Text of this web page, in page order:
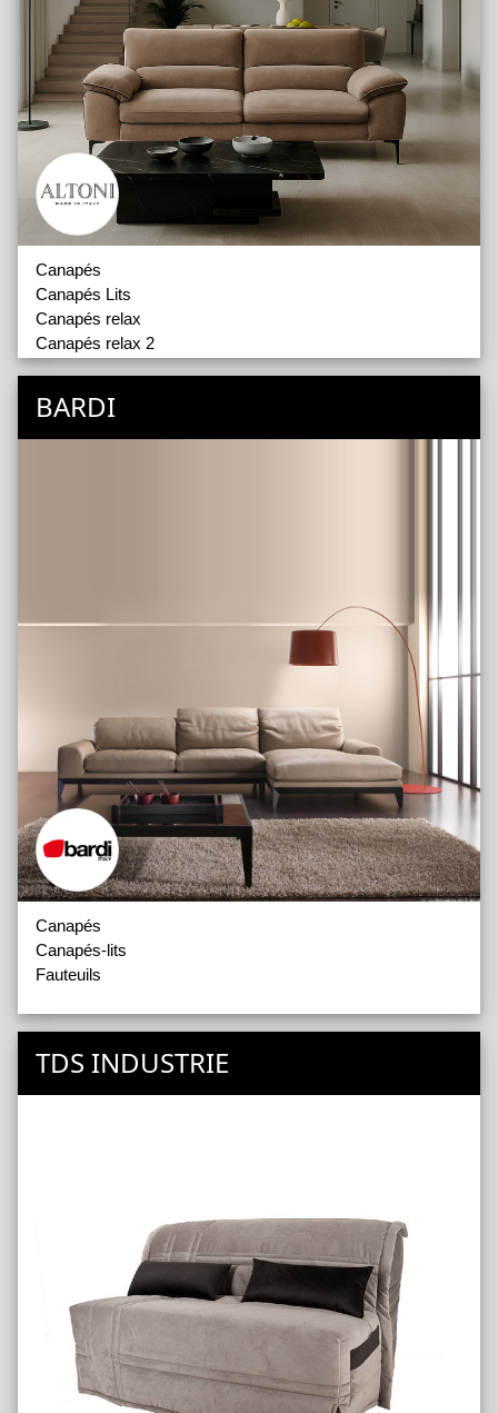
Canapés
Canapés Lits
Canapés relax
Canapés relax 2
Fauteuils
BARDI
Canapés
Canapés-lits
Fauteuils
TDS INDUSTRIE